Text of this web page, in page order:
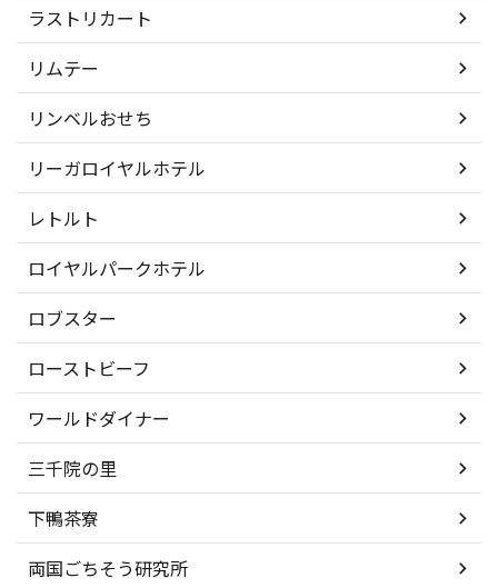
ラストリカート
リムテー
リンベルおせち
リーガロイヤルホテル
レトルト
ロイヤルパークホテル
ロブスター
ローストビーフ
ワールドダイナー
三千院の里
下鴨茶寮
両国ごちそう研究所